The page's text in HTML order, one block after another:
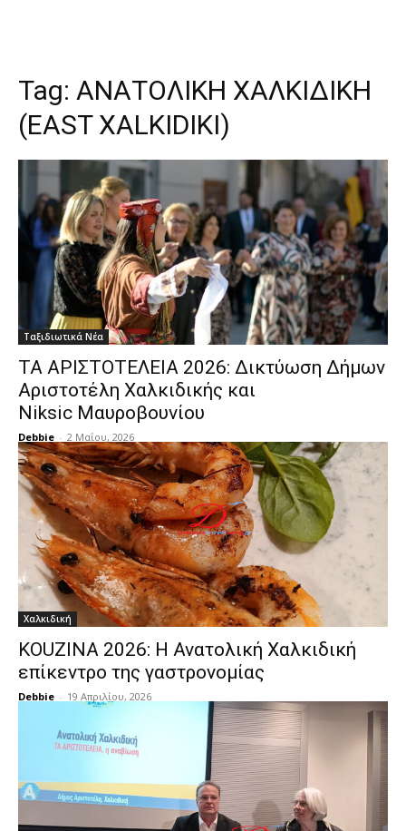
Tag: ΑΝΑΤΟΛΙΚΗ ΧΑΛΚΙΔΙΚΗ
(EAST XALKIDIKI)
Ταξιδιωτικά Νέα
ΤΑ ΑΡΙΣΤΟΤΕΛΕΙΑ 2026: Δικτύωση Δήμων
Αριστοτέλη Χαλκιδικής και
Niksic Μαυροβουνίου
Debbie - 2 Μαΐου, 2026
Χαλκιδική
KOUZINA 2026: Η Ανατολική Χαλκιδική
επίκεντρο της γαστρονομίας
Debbie - 19 Απριλίου, 2026